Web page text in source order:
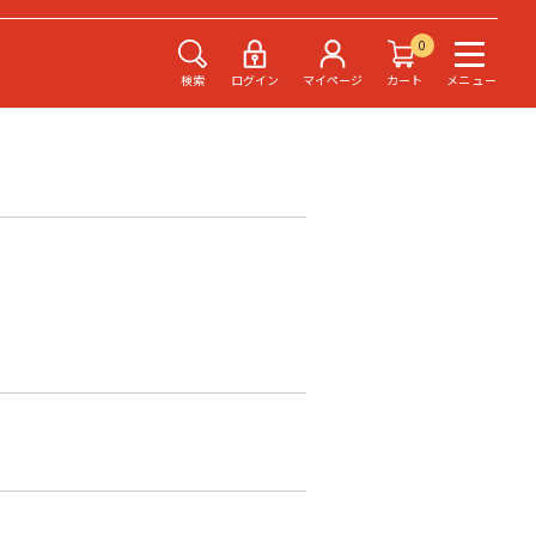
検索 ログイン マイページ
0
カート
メニュー